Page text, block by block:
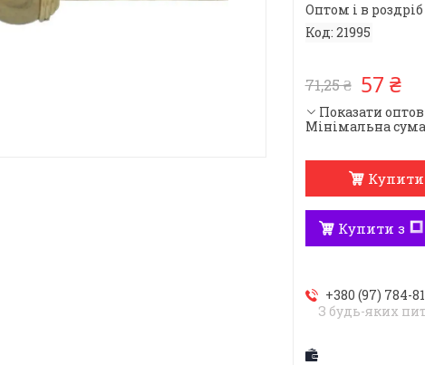
Оптом і в роздріб
Код: 21995
71,25 ₴ 57 ₴
Показати
Мінімальна сума
Купити
Купити з
+380 (97) 784-
З будь-яких